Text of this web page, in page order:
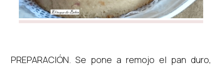
PREPARACIÓN. Se pone a remojo el pan duro,